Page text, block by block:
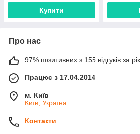
Купити
Про нас
97% позитивних з 155 відгуків за рік
Працює з 17.04.2014
м. Київ
Київ, Україна
Контакти